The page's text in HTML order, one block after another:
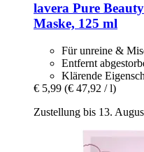
lavera Pure
Maske, 125 ml
Für unreine &
Entfernt
Klärende
€ 5,99 (€ 47,92 / l)
Zustellung bis 13.